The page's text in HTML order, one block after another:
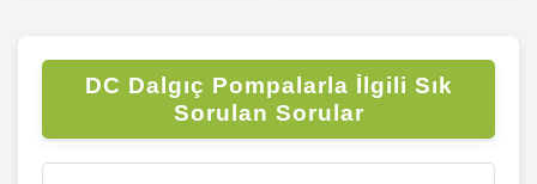
DC Dalgıç Pompalarla İlgili Sık
Sorulan Sorular